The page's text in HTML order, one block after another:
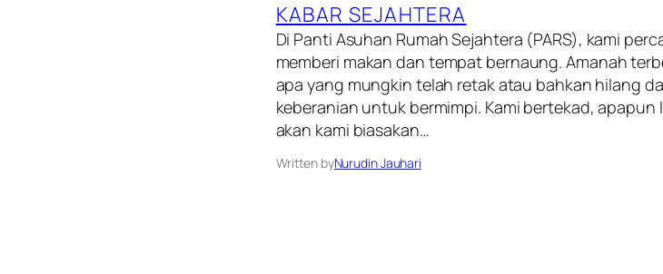
KABAR SEJAHTERA
Di Panti Asuhan Rumah Sejahtera (PARS), kami
memberi makan dan tempat bernaung. Amanah
apa yang mungkin telah retak atau bahkan hilang
keberanian untuk bermimpi. Kami bertekad,
akan kami biasakan…
Written byNurudin Jauhari